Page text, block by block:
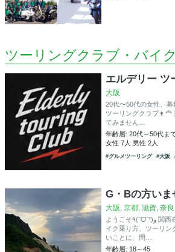
ツーリングクラブ・バイ
エルデリー ツ
大阪
20代〜50代の女性、
ツーリングクラブ👩‍🦰
てみません…
年齢層: 20代～50代ま
女性 7人 男性 2人
#グルメツーリング #大阪
G・Bの方いま
大阪, 京都, 滋賀, 奈
ようこそ٩(ˊᗜˋ*)و 関西在住の、「ゲイ・バイ」のバ
イク乗り方、ツーリン
いことに、問…
年齢層: 18～45